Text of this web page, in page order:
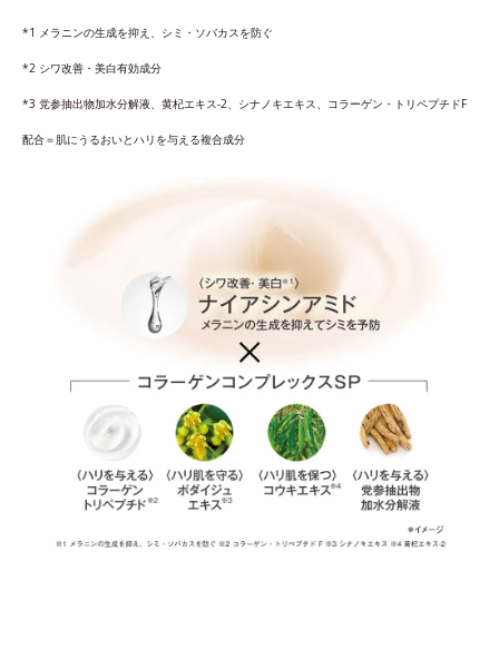
*1 メラニンの生成を抑え、シミ・ソバカスを防ぐ
*2 シワ改善・美白有効成分
*3 党参抽出物加水分解液、黄杞エキス-2、シナノキエキス、コラーゲン・トリペプチドF
配合＝肌にうるおいとハリを与える複合成分